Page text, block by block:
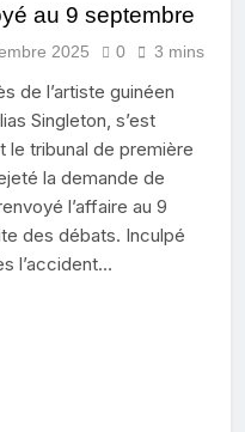
au 9 septembre
2025 0 3 mins
de l’artiste guinéen
Singleton, s’est
tribunal de première
la demande de
l’affaire au 9
des débats. Inculpé
l’accident…